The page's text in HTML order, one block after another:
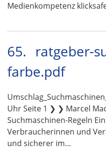
Medienkompetenz
65. ratgeber-
farbe.pdf
Uhr Seite 1 ❯ ❯ Marcel
Suchmaschinen-Regeln
Verbraucherinnen und
und sicherer im…